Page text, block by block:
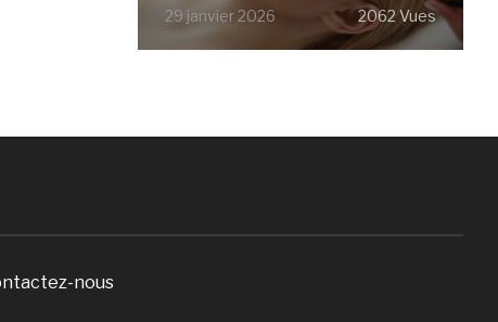
29 janvier 2026 2062 Vues
nous